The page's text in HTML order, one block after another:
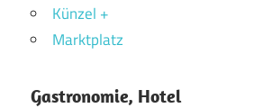
Künzel +
Marktplatz
Gastronomie, Hotel